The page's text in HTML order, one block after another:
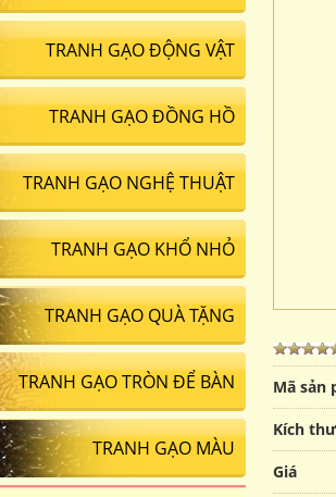
Mã sản
Kích
Giá
TRANH GẠO ĐỘNG VẬT
TRANH GẠO ĐỒNG HỒ
TRANH GẠO NGHỆ THUẬT
TRANH GẠO KHỔ NHỎ
TRANH GẠO QUÀ TẶNG
TRANH GẠO TRÒN ĐỂ BÀN
TRANH GẠO MÀU